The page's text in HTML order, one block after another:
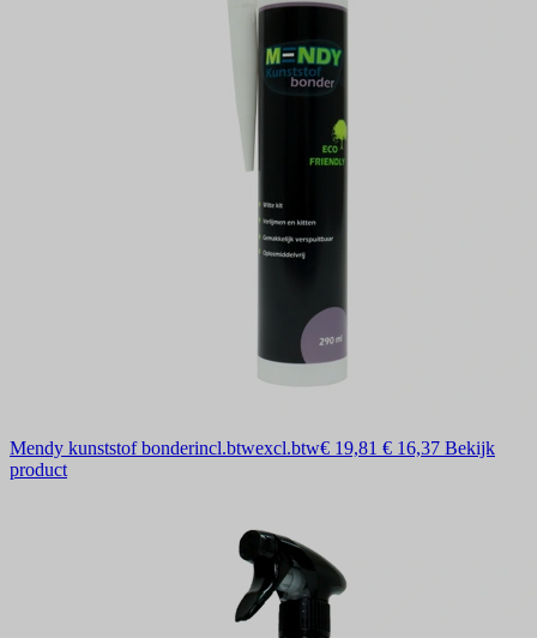
Mendy kunststof bonderincl.btwexcl.btw€ 19,81 € 16,37 Bekijk
product